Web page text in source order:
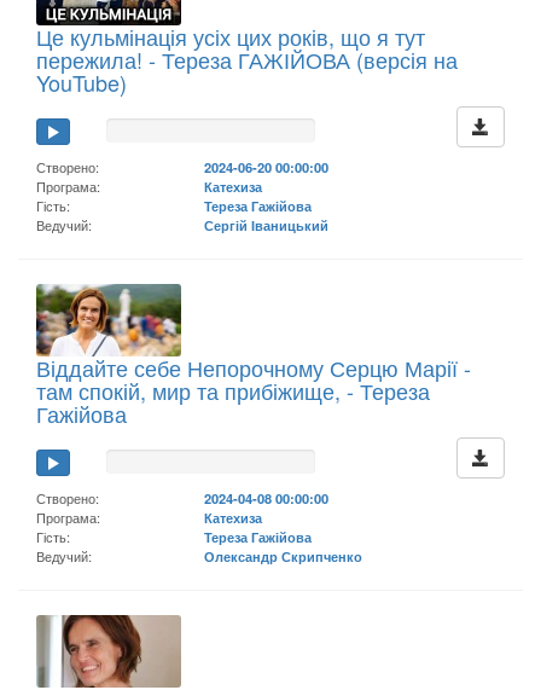
Це кульмінація усіх цих років, що я тут
пережила! - Тереза ГАЖІЙОВА (версія на
YouTube)
Створено:
2024-06-20 00:00:00
Програма:
Катехиза
Гість:
Тереза Гажійова
Ведучий:
Сергій Іваницький
Віддайте себе Непорочному Серцю Марії -
там спокій, мир та прибіжище, - Тереза
Гажійова
Створено:
2024-04-08 00:00:00
Програма:
Катехиза
Гість:
Тереза Гажійова
Ведучий:
Олександр Скрипченко